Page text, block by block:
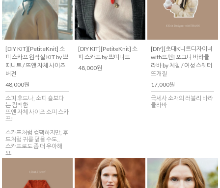
[DIY KIT][PetiteKnit] 소
피 스카프 원작실 KIT by 쁘
띠니트 / 뜨앤 자체 사이즈
버전
48,000원
소피 후드나, 소피 숄보다
는 컴팩한
뜨앤 자체 사이즈 소피 스카
프!
스카프처럼 컴팩하지만, 후
드처럼 귀를 덮을 수도..
스카프로도 좀 더 우아해
요.
[DIY KIT][PetiteKnit] 소
피 스카프 by 쁘띠니트
48,000원
[DIY][초대K니트디자이너
with뜨앤] 포그니 바라클
라바 by 체칠 / 여성 스웨터
뜨개질
17,000원
극세사 소재의 러블리 바라
클라바